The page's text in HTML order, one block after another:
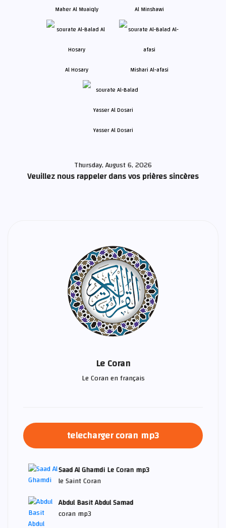
Maher Al Muaiqly Al Minshawi
Al Hosary Mishari Al-afasi
Yasser Al Dosari
Thursday, August 6, 2026
Veuillez nous rappeler dans vos prières sincères
Le Coran
Le Coran en français
telecharger coran mp3
Saad Al Ghamdi Le Coran mp3
le Saint Coran
Abdul Basit Abdul Samad
coran mp3